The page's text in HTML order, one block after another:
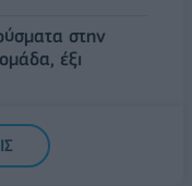
στην
έξι